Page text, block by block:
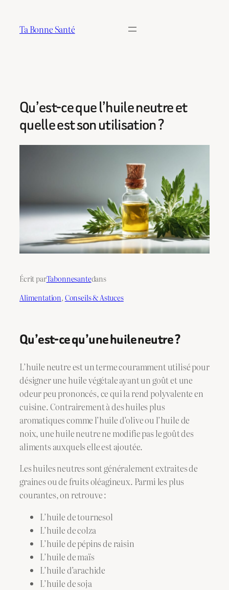
contenu
Ta Bonne Santé
Qu’est-ce que l’huile neutre et
quelle est son utilisation ?
Écrit parTabonnesantedans
Alimentation, Conseils & Astuces
Qu’est-ce qu’une huile neutre ?
L’huile neutre est un terme couramment utilisé pour
désigner une huile végétale ayant un goût et une
odeur peu prononcés, ce qui la rend polyvalente en
cuisine. Contrairement à des huiles plus
aromatiques comme l’huile d’olive ou l’huile de
noix, une huile neutre ne modifie pas le goût des
aliments auxquels elle est ajoutée.
Les huiles neutres sont généralement extraites de
graines ou de fruits oléagineux. Parmi les plus
courantes, on retrouve :
L’huile de tournesol
L’huile de colza
L’huile de pépins de raisin
L’huile de maïs
L’huile d’arachide
L’huile de soja